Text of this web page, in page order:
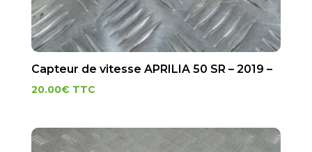
Capteur de vitesse APRILIA 50 SR – 2019 –
20.00€ TTC